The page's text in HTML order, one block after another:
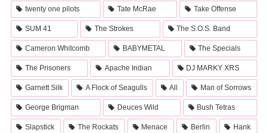
twenty one pilots Tate McRae Take Offense
SUM 41 The Strokes The S.O.S. Band
Cameron Whitcomb BABYMETAL The Specials
The Prisoners Apache Indian DJ MARKY XRS
Garnett Silk A Flock of Seagulls All Man of Sorrows
George Brigman Deuces Wild Bush Tetras
Slapstick The Rockats Menace Berlin Hank